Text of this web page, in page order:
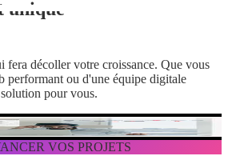
unique
fera décoller votre croissance. Que vous
performant ou d'une équipe digitale
pour vous.
VOS PROJETS